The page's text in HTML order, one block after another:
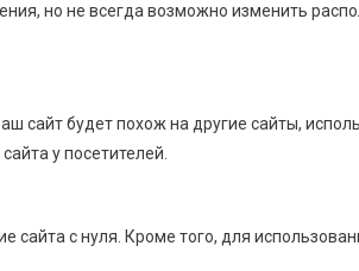
но не всегда возможно изменить
сайт будет похож на другие сайты,
у посетителей.
с нуля. Кроме того, для